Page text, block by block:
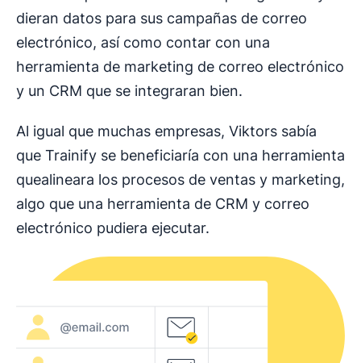
dieran datos para sus campañas de correo
electrónico, así como contar con una
herramienta de marketing de correo electrónico
y un CRM que se integraran bien.
Al igual que muchas empresas, Viktors sabía
que Trainify se beneficiaría con una herramienta
quealineara los procesos de ventas y marketing,
algo que una herramienta de CRM y correo
electrónico pudiera ejecutar.